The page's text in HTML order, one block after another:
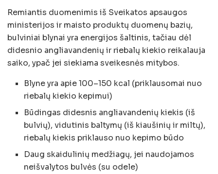
Remiantis duomenimis iš Sveikatos apsaugos
ministerijos ir maisto produktų duomenų bazių,
bulviniai blynai yra energijos šaltinis, tačiau dėl
didesnio angliavandenių ir riebalų kiekio reikalauja
saiko, ypač jei siekiama sveikesnės mitybos.
Blyne yra apie 100–150 kcal (priklausomai nuo
riebalų kiekio kepimui)
Būdingas didesnis angliavandenių kiekis (iš
bulvių), vidutinis baltymų (iš kiaušinių ir miltų),
riebalų kiekis priklauso nuo kepimo būdo
Daug skaidulinių medžiagų, jei naudojamos
neišvalytos bulvės (su odele)